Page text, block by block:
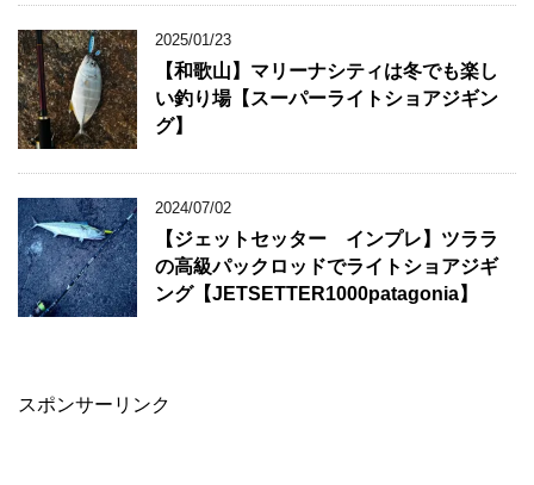
2025/01/23
【和歌山】マリーナシティは冬でも楽し
い釣り場【スーパーライトショアジギン
グ】
2024/07/02
【ジェットセッター インプレ】ツララ
の高級パックロッドでライトショアジギ
ング【JETSETTER1000patagonia】
スポンサーリンク